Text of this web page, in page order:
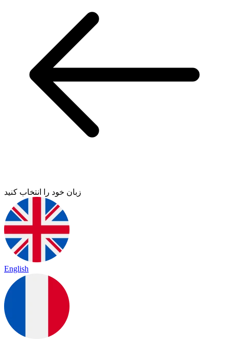
زبان خود را انتخاب کنید
English